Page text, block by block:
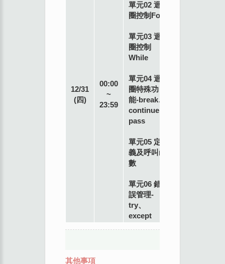
12/31
(四)
00:00
~
23:59
單元02 迴
圈控制For
單元03 迴
圈控制
While
單元04 迴
圈特殊功
能-break、
continue、
pass
單元05 定
義及呼叫函
數
單元06 錯
誤管理-
try、
except
其他事項